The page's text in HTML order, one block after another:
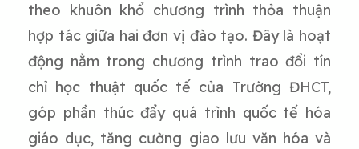
theo khuôn khổ chương trình thỏa thuận
hợp tác giữa hai đơn vị đào tạo. Đây là hoạt
động nằm trong chương trình trao đổi tín
chỉ học thuật quốc tế của Trường ĐHCT,
góp phần thúc đẩy quá trình quốc tế hóa
giáo dục, tăng cường giao lưu văn hóa và